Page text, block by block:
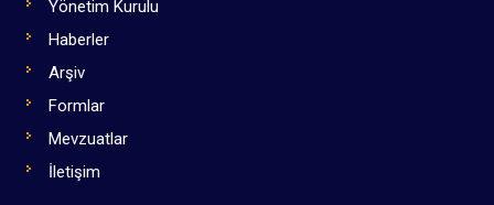
Yönetim Kurulu
Haberler
Arşiv
Formlar
Mevzuatlar
İletişim